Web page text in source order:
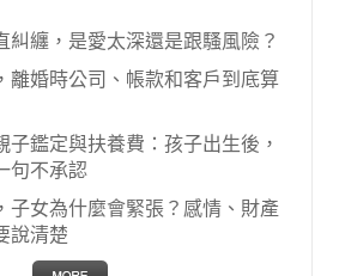
多，有些案例…
糾纏，是愛太深還是跟騷風險？
離婚時公司、帳款和客戶到底算
子鑑定與扶養費：孩子出生後，
句不承認
子女為什麼會緊張？感情、財產
說清楚